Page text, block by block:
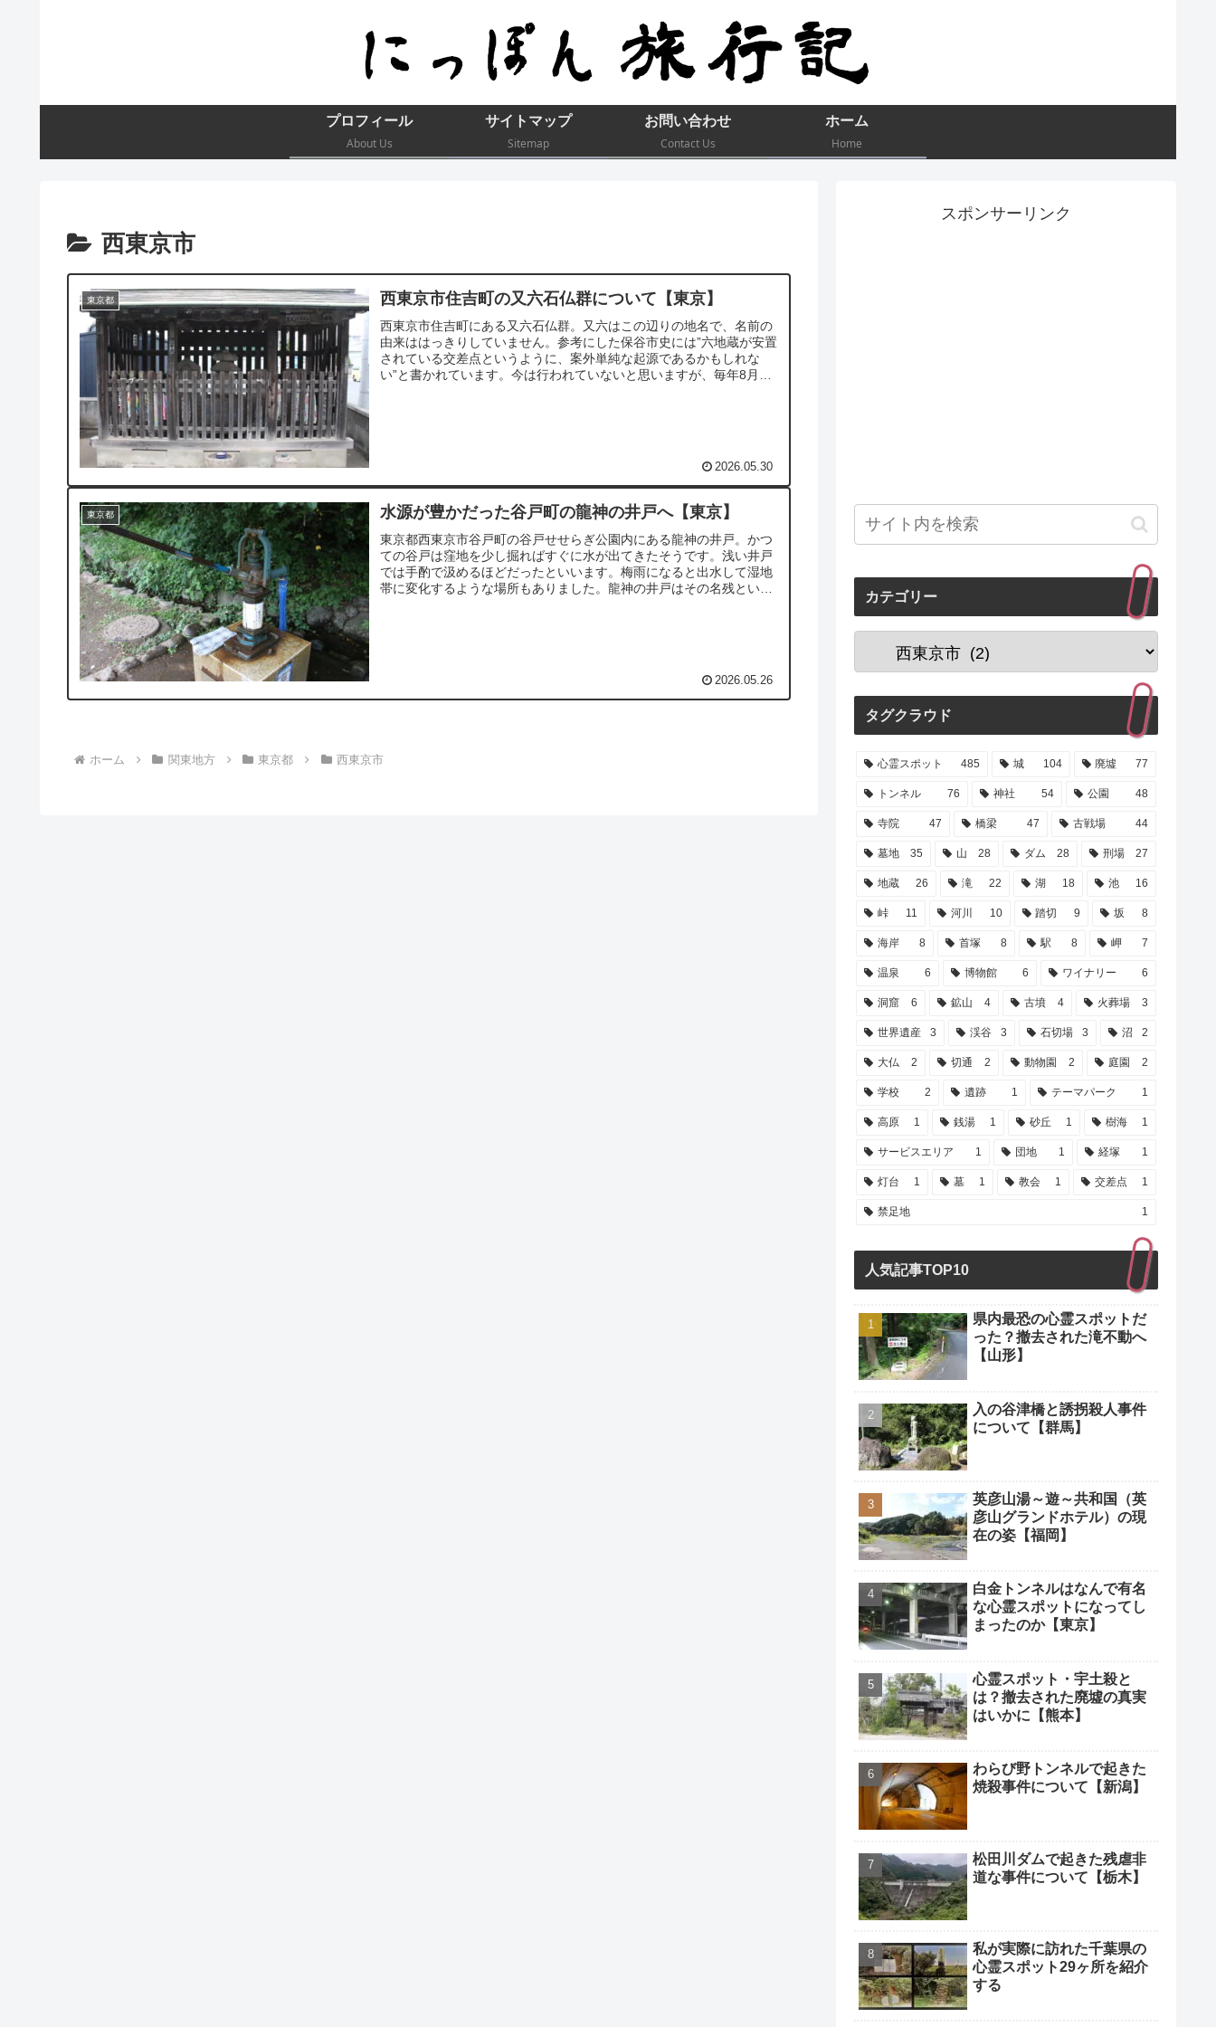
プロフィール
About Us
サイトマップ
Sitemap
お問い合わせ
Contact Us
ホーム
Home
西東京市
東京都 西東京市住吉町の又六石仏群について【東京】
西東京市住吉町にある又六石仏群。又六はこの辺りの地名で、名前の
由来ははっきりしていません。参考にした保谷市史には”六地蔵が安置
されている交差点というように、案外単純な起源であるかもしれな
い”と書かれています。今は行われていないと思いますが、毎年8月24
2026.05.30
東京都 水源が豊かだった谷戸町の龍神の井戸へ【東京】
東京都西東京市谷戸町の谷戸せせらぎ公園内にある龍神の井戸。かつ
ての谷戸は窪地を少し掘ればすぐに水が出てきたそうです。浅い井戸
では手酌で汲めるほどだったといいます。梅雨になると出水して湿地
帯に変化するような場所もありました。龍神の井戸はその名残といえ
2026.05.26
ホーム 関東地方 東京都 西東京市
スポンサーリンク
カテゴリー
タグクラウド
心霊スポット 485 城 104 廃墟 77
トンネル 76 神社 54 公園 48
寺院 47 橋梁 47 古戦場 44
墓地 35 山 28 ダム 28 刑場 27
地蔵 26 滝 22 湖 18 池 16
峠 11 河川 10 踏切 9 坂 8
海岸 8 首塚 8 駅 8 岬 7
温泉 6 博物館 6 ワイナリー 6
洞窟 6 鉱山 4 古墳 4 火葬場 3
世界遺産 3 渓谷 3 石切場 3 沼 2
大仏 2 切通 2 動物園 2 庭園 2
学校 2 遺跡 1 テーマパーク 1
高原 1 銭湯 1 砂丘 1 樹海 1
サービスエリア 1 団地 1 経塚 1
灯台 1 墓 1 教会 1 交差点 1
禁足地 1
人気記事TOP10
県内最恐の心霊スポットだ
った？撤去された滝不動へ
【山形】
入の谷津橋と誘拐殺人事件
について【群馬】
英彦山湯～遊～共和国（英
彦山グランドホテル）の現
在の姿【福岡】
白金トンネルはなんで有名
な心霊スポットになってし
まったのか【東京】
心霊スポット・宇土殺と
は？撤去された廃墟の真実
はいかに【熊本】
わらび野トンネルで起きた
焼殺事件について【新潟】
松田川ダムで起きた残虐非
道な事件について【栃木】
私が実際に訪れた千葉県の
心霊スポット29ヶ所を紹介
する